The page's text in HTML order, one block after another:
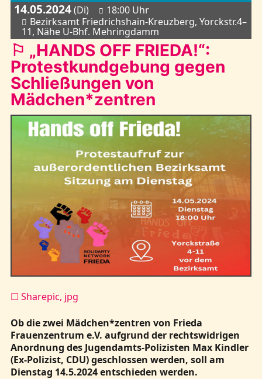
14.05.2024(Di)
18:00 Uhr
Bezirksamt Friedrichshain-Kreuzberg, Yorckstr.4–
11, Nähe U-Bhf. Mehringdamm
⚐ „HANDS OFF FRIEDA!“:
Protestkundgebung gegen
Schließungen von
Mädchen*zentren
☐ Sharepic, jpg
Ob die zwei Mädchen*zentren von Frieda
Frauenzentrum e.V. aufgrund der rechtswidrigen
Anordnung des Jugendamts-Polizisten Max Kindler
(Ex-Polizist, CDU) geschlossen werden, soll am
Dienstag 14.5.2024 entschieden werden.